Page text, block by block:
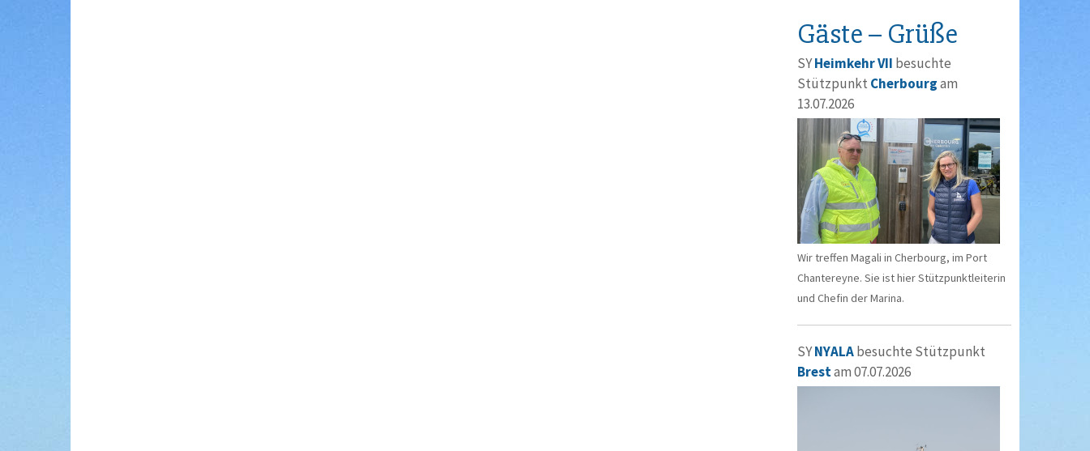
Gäste – Grüße
SYHeimkehr VII besuchte
Stützpunkt Cherbourgam
13.07.2026
Wir treffen Magali in Cherbourg, im Port
Chantereyne. Sie ist hier Stützpunktleiterin
und Chefin der Marina.
SYNYALAbesuchte Stützpunkt
Brestam 07.07.2026